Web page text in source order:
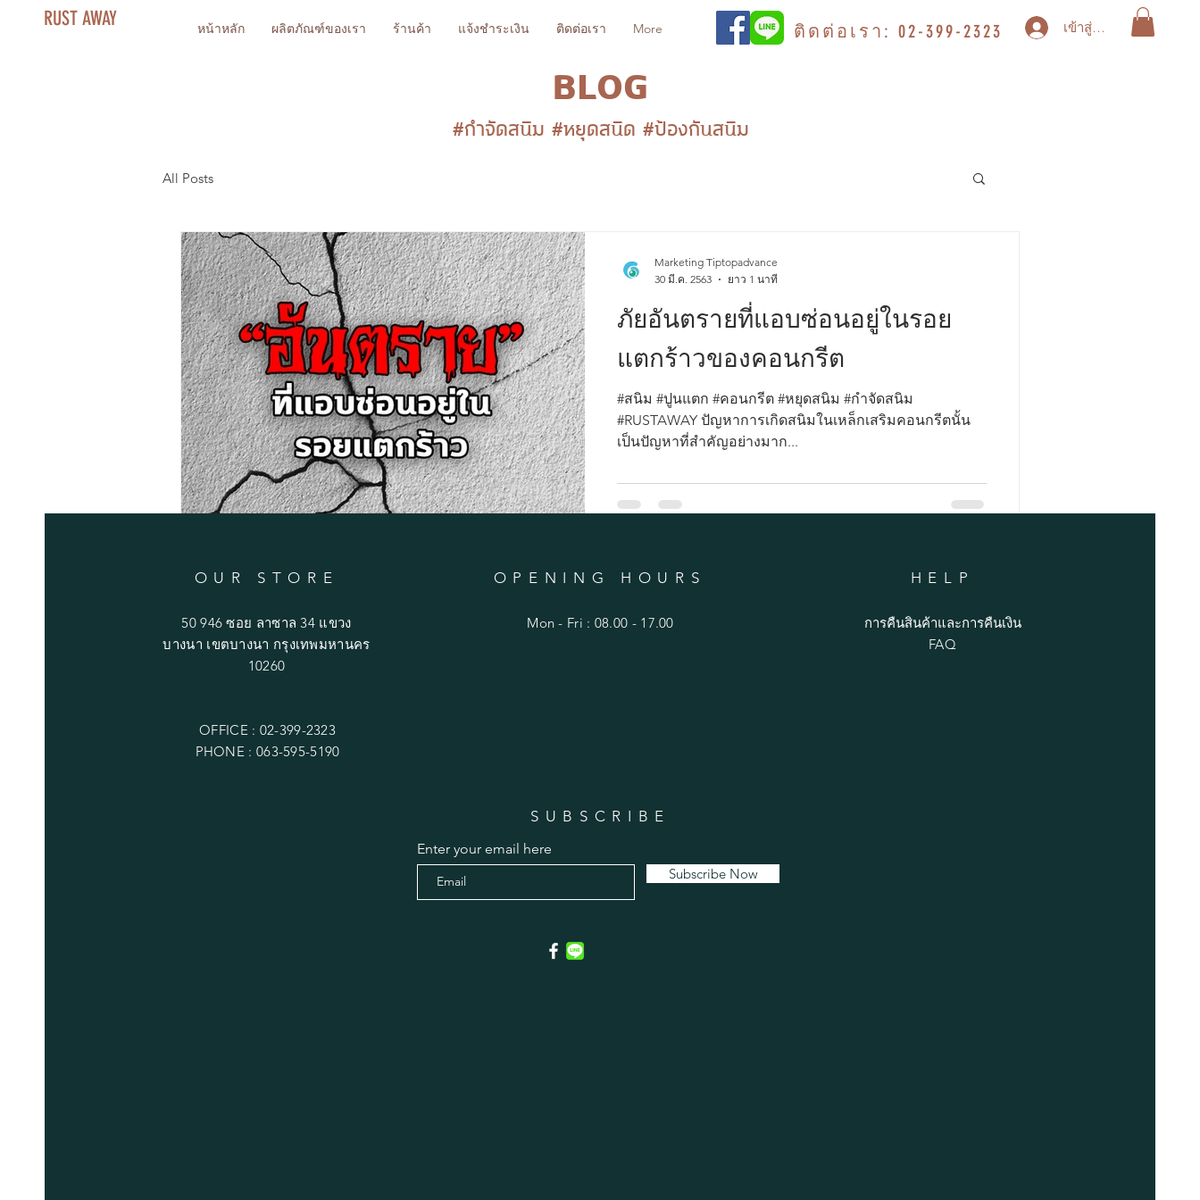
RUST AWAY หน้าหลัก ผลิตภัณฑ์ของเรา ร้านค้า แจ้งชำระเงิน ติดต่อเรา More ติดต่อเรา: 02-399-2323 เข้าสู่ระบบ
BLOG
#กำจัดสนิม #หยุดสนิด #ป้องกันสนิม
All Posts
ภัยอันตรายที่แอบซ่อนอยู่ในรอย
แตกร้าวของคอนกรีต
#สนิม #ปูนแตก #คอนกรีต #หยุดสนิม #กำจัดสนิม
#RUSTAWAY ปัญหาการเกิดสนิมในเหล็กเสริมคอนกรีตนั้น
เป็นปัญหาที่สำคัญอย่างมาก...
Marketing Tiptopadvance
30 มี.ค. 2563
ยาว 1 นาที
OUR STORE
50 946 ซอย ลาซาล 34 แขวง
บางนา เขตบางนา กรุงเทพมหานคร
10260
OPENING HOURS
Mon - Fri : 08.00 - 17.00
HELP
การคืนสินค้าและการคืนเงิน
FAQ
OFFICE : 02-399-2323
PHONE : 063-595-5190
SUBSCRIBE
Enter your email here
Subscribe Now